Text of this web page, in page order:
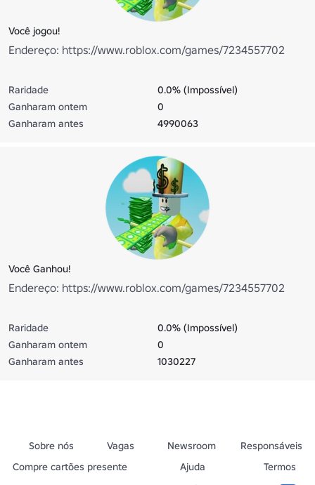
Você jogou!
Endereço: https://www.roblox.com/games/7234557702
Raridade
0.0% (Impossível)
Ganharam ontem
0
Ganharam antes
4990063
Você Ganhou!
Endereço: https://www.roblox.com/games/7234557702
Raridade
0.0% (Impossível)
Ganharam ontem
0
Ganharam antes
1030227
Sobre nós Vagas Newsroom
Responsáveis
Compre cartões presente
Ajuda
Termos